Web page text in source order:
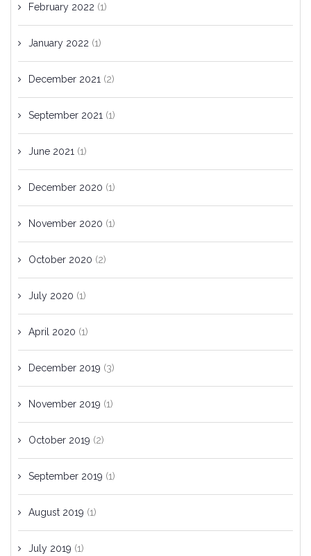
February 2022 (1)
January 2022 (1)
December 2021 (2)
September 2021 (1)
June 2021 (1)
December 2020 (1)
November 2020 (1)
October 2020 (2)
July 2020 (1)
April 2020 (1)
December 2019 (3)
November 2019 (1)
October 2019 (2)
September 2019 (1)
August 2019 (1)
July 2019 (1)